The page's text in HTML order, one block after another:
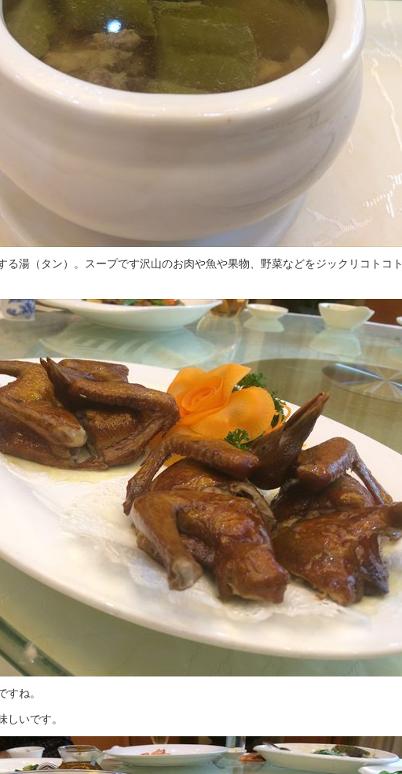
る湯（タン）。スープです沢山のお肉や魚や果物、野菜などをジックリコトコト
すね。
しいです。